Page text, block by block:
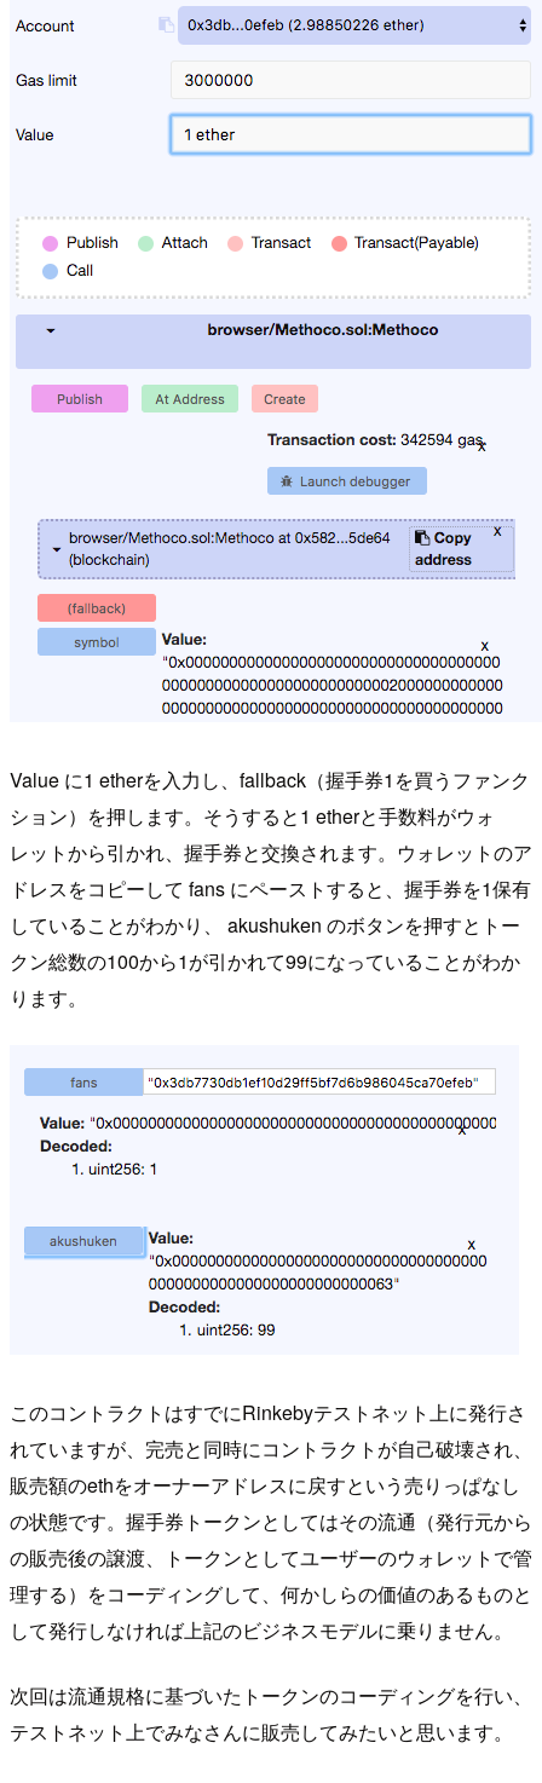
Value に1 etherを入力し、fallback（握手券1を買うファンク
ション）を押します。そうすると1 etherと手数料がウォ
レットから引かれ、握手券と交換されます。ウォレットのア
ドレスをコピーして fans にペーストすると、握手券を1保有
していることがわかり、 akushuken のボタンを押すとトー
クン総数の100から1が引かれて99になっていることがわか
ります。
このコントラクトはすでにRinkebyテストネット上に発行さ
れていますが、完売と同時にコントラクトが自己破壊され、
販売額のethをオーナーアドレスに戻すという売りっぱなし
の状態です。握手券トークンとしてはその流通（発行元から
の販売後の譲渡、トークンとしてユーザーのウォレットで管
理する）をコーディングして、何かしらの価値のあるものと
して発行しなければ上記のビジネスモデルに乗りません。
次回は流通規格に基づいたトークンのコーディングを行い、
テストネット上でみなさんに販売してみたいと思います。